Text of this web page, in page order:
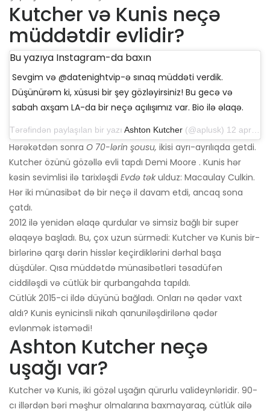
Kutcher və Kunis neçə
müddətdir evlidir?
Bu yazıya Instagram-da baxın
Sevgim və @datenightvip-ə sınaq müddəti verdik.
Düşünürəm ki, xüsusi bir şey gözləyirsiniz! Bu gecə və
sabah axşam LA-da bir neçə açılışımız var. Bio ilə əlaqə.
Tərəfindən paylaşılan bir yazı Ashton Kutcher (@aplusk) 12 aprel 2019-cu il, saat 14: 50-də PDT
Hərəkətdən sonra O 70-lərin şousu, ikisi ayrı-ayrılıqda getdi.
Kutcher özünü gözəllə evli tapdı Demi Moore . Kunis hər
kəsin sevimlisi ilə tarixləşdi Evdə təkulduz: Macaulay Culkin.
Hər iki münasibət də bir neçə il davam etdi, ancaq sona
çatdı.
2012 ilə yenidən əlaqə qurdular və simsiz bağlı bir super
əlaqəyə başladı. Bu, çox uzun sürmədi: Kutcher və Kunis bir-
birlərinə qarşı dərin hisslər keçirdiklərini dərhal başa
düşdülər. Qısa müddətdə münasibətləri təsadüfən
ciddiləşdi və cütlük bir qurbangahda tapıldı.
Cütlük 2015-ci ildə düyünü bağladı. Onları nə qədər vaxt
aldı? Kunis eynicinsli nikah qanuniləşdirilənə qədər
evlənmək istəmədi!
Ashton Kutcher neçə
uşağı var?
Kutcher və Kunis, iki gözəl uşağın qürurlu valideynləridir. 90-
cı illərdən bəri məşhur olmalarına baxmayaraq, cütlük ailə